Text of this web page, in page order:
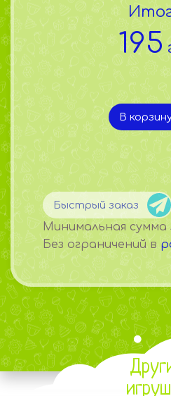
195
В
Быстрый заказ
Минимальная сумма
Без ограничений в